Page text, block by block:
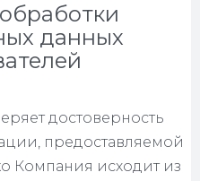
данных
достоверность
предоставляемой
Компания исходит из